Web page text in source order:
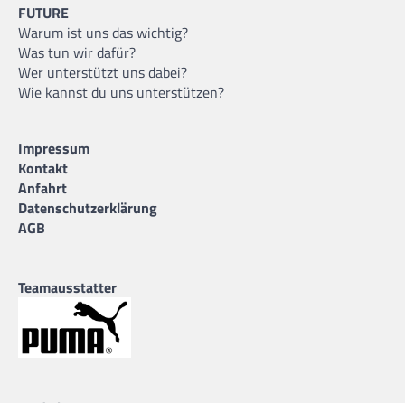
FUTURE
Warum ist uns das wichtig?
Was tun wir dafür?
Wer unterstützt uns dabei?
Wie kannst du uns unterstützen?
Impressum
Kontakt
Anfahrt
Datenschutzerklärung
AGB
Teamausstatter